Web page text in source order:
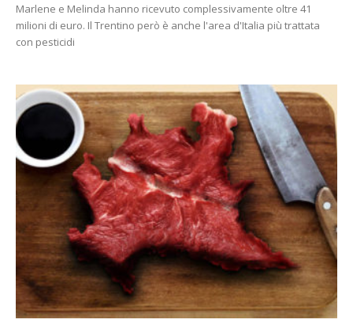
Marlene e Melinda hanno ricevuto complessivamente oltre 41
milioni di euro. Il Trentino però è anche l'area d'Italia più trattata
con pesticidi